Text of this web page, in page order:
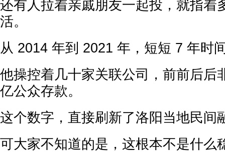
还有人拉着亲戚朋友一起投，就指着
活。
从 2014 年到 2021 年，短短 7 年时
他操控着几十家关联公司，前前后后
亿公众存款。
这个数字，直接刷新了洛阳当地民间
可大家不知道的是，这根本不是什么